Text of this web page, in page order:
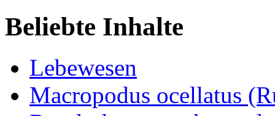
Beliebte Inhalte
Lebewesen
Macropodus ocellatus